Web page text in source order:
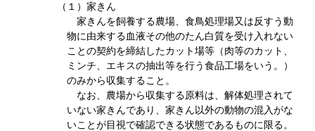
（１）家きん
家きんを飼養する農場、食鳥処理場又は反すう動
物に由来する血液その他のたん白質を受け入れない
ことの契約を締結したカット場等（肉等のカット、
ミンチ、エキスの抽出等を行う食品工場をいう。）
のみから収集すること。
なお、農場から収集する原料は、解体処理されて
いない家きんであり、家きん以外の動物の混入がな
いことが目視で確認できる状態であるものに限る。